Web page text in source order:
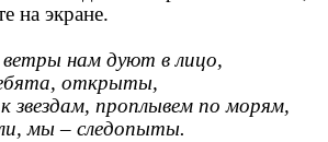
на экране.
нам дуют в лицо,
открыты,
звездам, проплывем по морям,
мы – следопыты.